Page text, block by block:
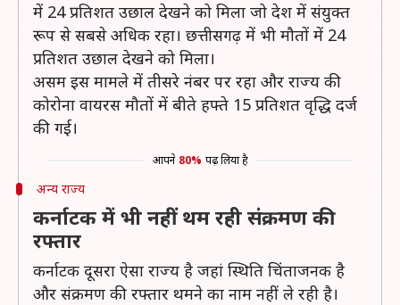
में 24 प्रतिशत उछाल देखने को मिला जो देश में संयुक्त
रूप से सबसे अधिक रहा। छत्तीसगढ़ में भी मौतों में 24
प्रतिशत उछाल देखने को मिला।
असम इस मामले में तीसरे नंबर पर रहा और राज्य की
कोरोना वायरस मौतों में बीते हफ्ते 15 प्रतिशत वृद्धि दर्ज
की गई।
आपने 80% पढ़ लिया है
अन्य राज्य
कर्नाटक में भी नहीं थम रही संक्रमण की
रफ्तार
कर्नाटक दूसरा ऐसा राज्य है जहां स्थिति चिंताजनक है
और संक्रमण की रफ्तार थमने का नाम नहीं ले रही है।